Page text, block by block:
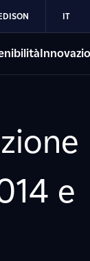
IT
e